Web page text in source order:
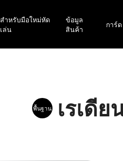
สำหรับมือใหม่หัด
เล่น
ข้อมูล
สินค้า
การ์ด
พื้นฐานเรเดีย